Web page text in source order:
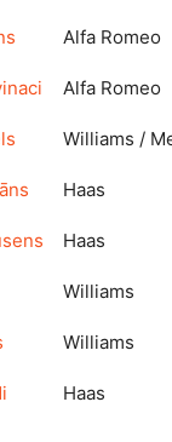
Alfa Romeo
Alfa Romeo
Williams /
Haas
Haas
Williams
Williams
Haas